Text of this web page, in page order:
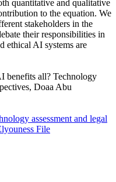
quantitative and qualitative
to the equation. We
stakeholders in the
their responsibilities in
ethical AI systems are
benefits all? Technology
Doaa Abu
assessment and legal
File